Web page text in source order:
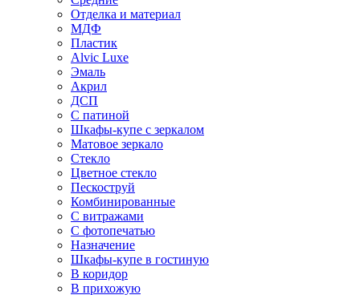
Отделка и материал
МДФ
Пластик
Alvic Luxe
Эмаль
Акрил
ДСП
С патиной
Шкафы-купе с зеркалом
Матовое зеркало
Стекло
Цветное стекло
Пескоструй
Комбинированные
С витражами
С фотопечатью
Назначение
Шкафы-купе в гостиную
В коридор
В прихожую